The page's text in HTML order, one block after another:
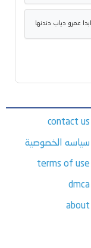
عمرو دياب دندنها
contact us
سياسه الخصوصية
terms of use
dmca
about